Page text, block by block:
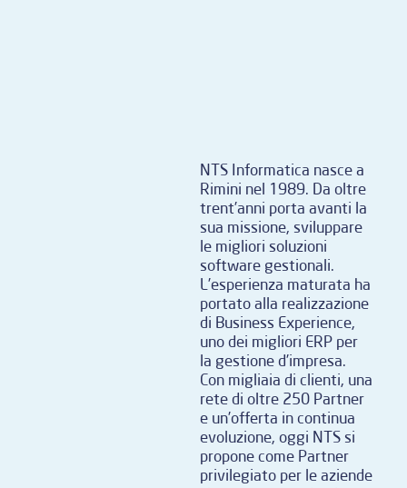
NTS Informatica nasce a
Rimini nel 1989. Da oltre
trent’anni porta avanti la
sua missione, sviluppare
le migliori soluzioni
software gestionali.
L’esperienza maturata ha
portato alla realizzazione
di Business Experience,
uno dei migliori ERP per
la gestione d’impresa.
Con migliaia di clienti, una
rete di oltre 250 Partner
e un’offerta in continua
evoluzione, oggi NTS si
propone come Partner
privilegiato per le aziende